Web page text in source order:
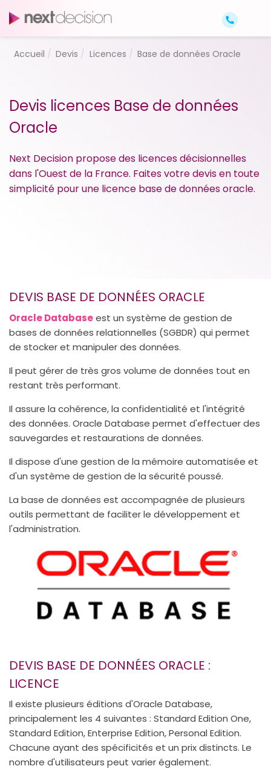
Accueil Devis Licences Base de données Oracle
Devis licences Base de données
Oracle
Next Decision propose des licences décisionnelles
dans l'Ouest de la France. Faites votre devis en toute
simplicité pour une licence base de données oracle.
DEVIS BASE DE DONNÉES ORACLE
Oracle Databaseest un système de gestion de
bases de données relationnelles (SGBDR) qui permet
de stocker et manipuler des données.
Il peut gérer de très gros volume de données tout en
restant très performant.
Il assure la cohérence, la confidentialité et l'intégrité
des données. Oracle Database permet d'effectuer des
sauvegardes et restaurations de données.
Il dispose d'une gestion de la mémoire automatisée et
d'un système de gestion de la sécurité poussé.
La base de données est accompagnée de plusieurs
outils permettant de faciliter le développement et
l'administration.
DEVIS BASE DE DONNÉES ORACLE :
LICENCE
Il existe plusieurs éditions d'Oracle Database,
principalement les 4 suivantes : Standard Edition One,
Standard Edition, Enterprise Edition, Personal Edition.
Chacune ayant des spécificités et un prix distincts. Le
nombre d'utilisateurs peut varier également.